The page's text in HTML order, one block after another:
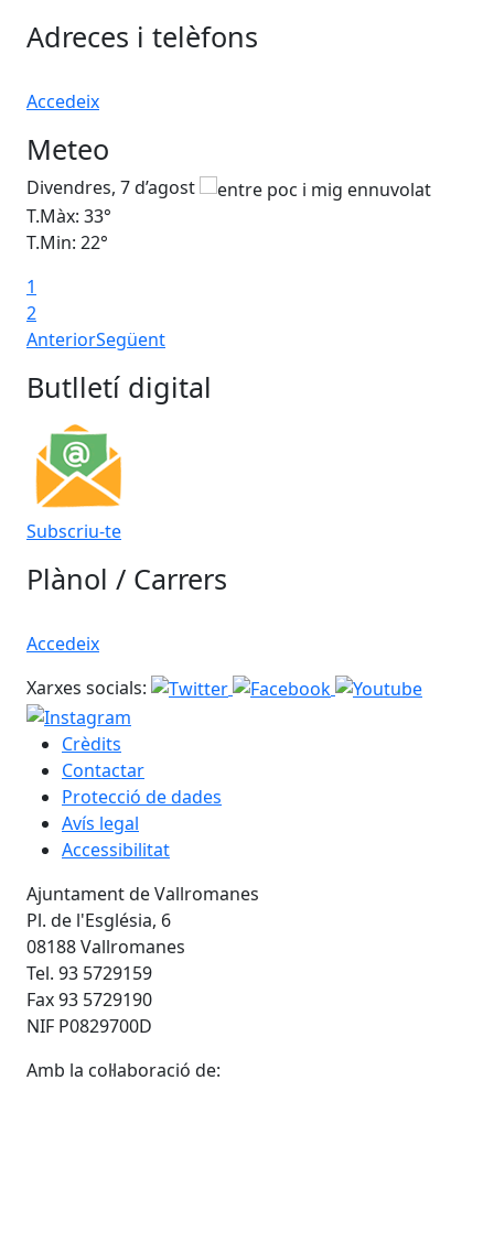
Adreces i telèfons
Accedeix
Meteo
Divendres, 7 d’agost
T.Màx: 33°
T.Min: 22°
1
2
AnteriorSegüent
Butlletí digital
Subscriu-te
Plànol / Carrers
Accedeix
Xarxes socials:
Crèdits
Contactar
Protecció de dades
Avís legal
Accessibilitat
Ajuntament de Vallromanes
Pl. de l'Església, 6
08188 Vallromanes
Tel. 93 5729159
Fax 93 5729190
NIF P0829700D
Amb la col·laboració de: